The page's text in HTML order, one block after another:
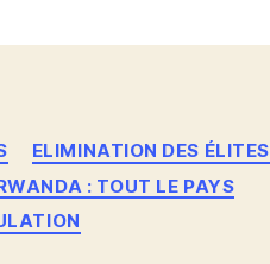
ELIMINATION DES ÉLITES
: TOUT LE PAYS